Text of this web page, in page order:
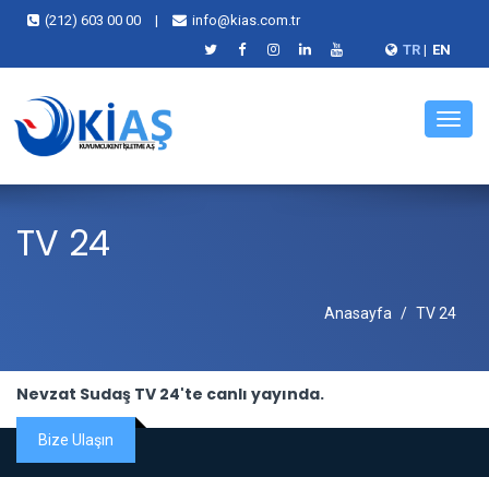
(212) 603 00 00 |
info@kias.com.tr
TR | EN
Menü
TV 24
Anasayfa TV 24
Nevzat Sudaş TV 24'te canlı yayında.
Bize Ulaşın